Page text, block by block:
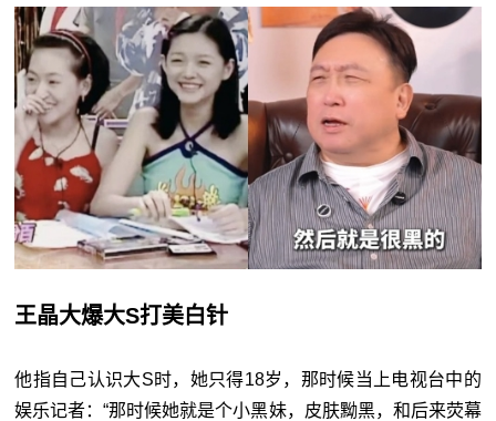
王晶大爆大S打美白针
他指自己认识大S时，她只得18岁，那时候当上电视台中的
娱乐记者：“那时候她就是个小黑妹，皮肤黝黑，和后来荧幕